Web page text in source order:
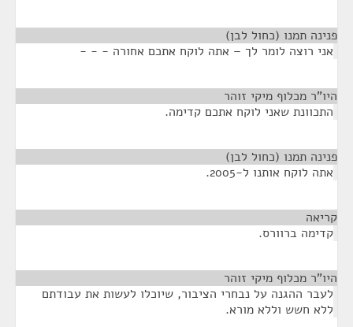
פנינה תמנו (כחול לבן)
אני רוצה לומר לך – אתה לוקח אתכם אחורה - - -
היו"ר מכלוף מיקי זוהר
התכוונת שאני לוקח אתכם קדימה.
פנינה תמנו (כחול לבן)
אתה לוקח אותנו ל-2005.
קריאה
קדימה ברוורס.
היו"ר מכלוף מיקי זוהר
לעבר ההגנה על נבחרי הציבור, שיוכלו לעשות את עבודתם
ללא חשש וללא מורא.